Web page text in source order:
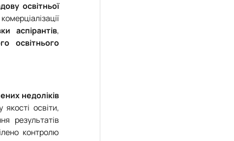
освітньої
аспірантів,
освітнього
недоліків
освіти,
результатів
контролю